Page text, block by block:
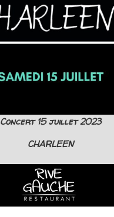
Concert 15 juillet 2023
CHARLEEN